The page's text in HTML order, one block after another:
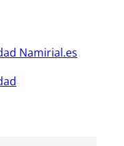
Namirial.es